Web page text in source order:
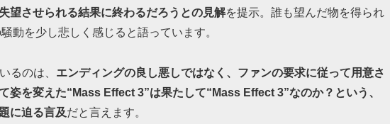
望させられる結果に終わるだろうとの見解を提示。誰も望んだ物を得られ
動を少し悲しく感じると語っています。
るのは、 エンディングの良し悪しではなく、ファンの要求に従って用意さ
姿を変えた“Mass Effect 3”は果たして“Mass Effect 3”なのか？という、
に迫る言及だと言えます。